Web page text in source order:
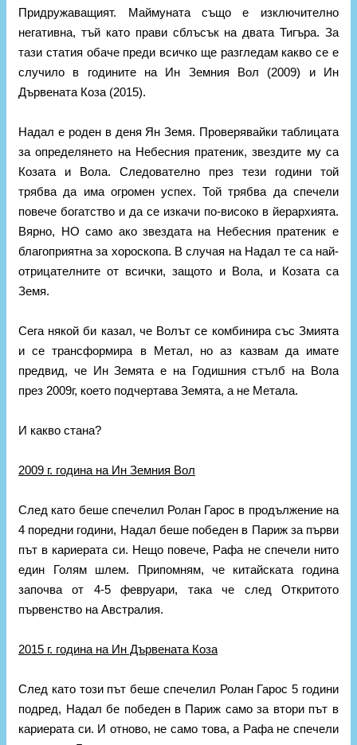
Придружаващият. Маймуната също е изключително
негативна, тъй като прави сблъсък на двата Тигъра. За
тази статия обаче преди всичко ще разгледам какво се е
случило в годините на Ин Земния Вол (2009) и Ин
Дървената Коза (2015).
Надал е роден в деня Ян Земя. Проверявайки таблицата
за определянето на Небесния пратеник, звездите му са
Козата и Вола. Следователно през тези години той
трябва да има огромен успех. Той трябва да спечели
повече богатство и да се изкачи по-високо в йерархията.
Вярно, НО само ако звездата на Небесния пратеник е
благоприятна за хороскопа. В случая на Надал те са най-
отрицателните от всички, защото и Вола, и Козата са
Земя.
Сега някой би казал, че Волът се комбинира със Змията
и се трансформира в Метал, но аз казвам да имате
предвид, че Ин Земята е на Годишния стълб на Вола
през 2009г, което подчертава Земята, а не Метала.
И какво стана?
2009 г. година на Ин Земния Вол
След като беше спечелил Ролан Гарос в продължение на
4 поредни години, Надал беше победен в Париж за първи
път в кариерата си. Нещо повече, Рафа не спечели нито
един Голям шлем. Припомням, че китайската година
започва от 4-5 февруари, така че след Откритото
първенство на Австралия.
2015 г. година на Ин Дървената Коза
След като този път беше спечелил Ролан Гарос 5 години
подред, Надал бе победен в Париж само за втори път в
кариерата си. И отново, не само това, а Рафа не спечели